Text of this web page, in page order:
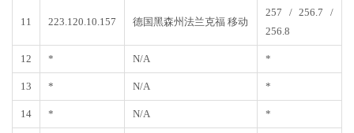
11 223.120.10.157 德国黑森州法兰克福 移动
257 / 256.7 /
256.8
12 * N/A *
13 * N/A *
14 * N/A *